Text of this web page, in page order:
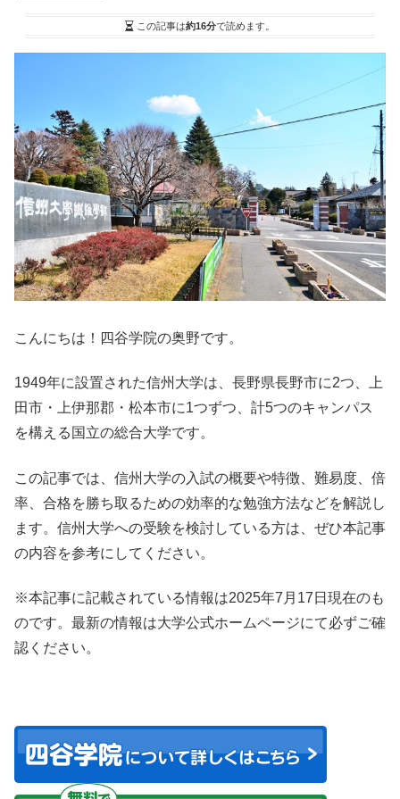
この記事は約16分で読めます。
こんにちは！四谷学院の奥野です。
1949年に設置された信州大学は、長野県長野市に2つ、上
田市・上伊那郡・松本市に1つずつ、計5つのキャンパス
を構える国立の総合大学です。
この記事では、信州大学の入試の概要や特徴、難易度、倍
率、合格を勝ち取るための効率的な勉強方法などを解説し
ます。信州大学への受験を検討している方は、ぜひ本記事
の内容を参考にしてください。
※本記事に記載されている情報は2025年7月17日現在のも
のです。最新の情報は大学公式ホームページにて必ずご確
認ください。